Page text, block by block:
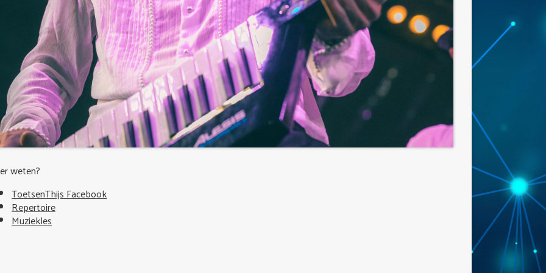
weten?
ToetsenThijs Facebook
Repertoire
Muziekles